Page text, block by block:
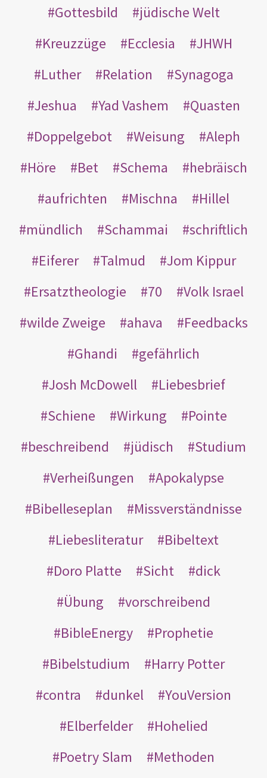
Gottesbild
jüdische Welt
Kreuzzüge
Ecclesia
JHWH
Luther
Relation
Synagoga
Jeshua
Yad Vashem
Quasten
Doppelgebot
Weisung
Aleph
Höre
Bet Schema
hebräisch
aufrichten
Mischna
Hillel
mündlich
Schammai
schriftlich
Eiferer
Talmud
Jom Kippur
Ersatztheologie
70
Volk Israel
wilde Zweige
ahava
Feedbacks
Ghandi
gefährlich
Josh McDowell
Liebesbrief
Schiene
Wirkung
Pointe
beschreibend
jüdisch
Studium
Verheißungen
Apokalypse
Bibelleseplan
Missverständnisse
Liebesliteratur
Bibeltext
Doro Platte
Sicht
dick
Übung
vorschreibend
BibleEnergy
Prophetie
Bibelstudium
Harry Potter
contra
dunkel
YouVersion
Elberfelder
Hohelied
Poetry Slam
Methoden